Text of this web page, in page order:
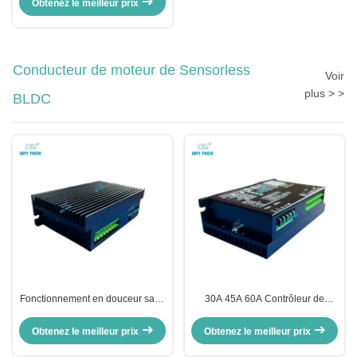
blocage
Obtenez le meilleur prix
Conducteur de moteur de Sensorless
BLDC
Voir
plus > >
Fonctionnement en douceur sans
Cycle 0-100% pour les moteurs
Obtenez le meilleur prix
30A 45A 60A Contrôleur de
Obtenez le meilleur prix